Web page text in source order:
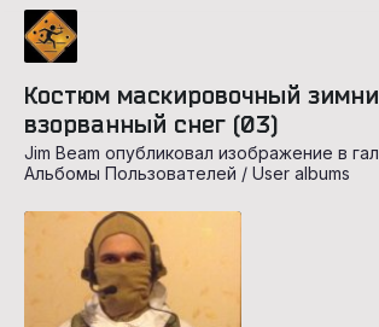
Костюм маскировочный
взорванный снег (03)
Jim Beam опубликовал изображение в
Альбомы Пользователей / User albums